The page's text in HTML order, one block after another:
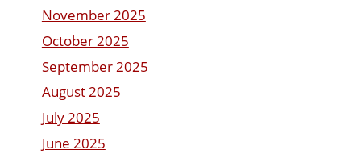
November 2025
October 2025
September 2025
August 2025
July 2025
June 2025